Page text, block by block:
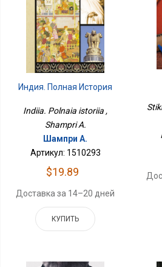
Индия. Полная История
Indiia. Polnaia istoriia ,
Shampri A.
Шампри А.
Артикул: 1510293
$19.89
Доставка за 14–20 дней
КУПИТЬ